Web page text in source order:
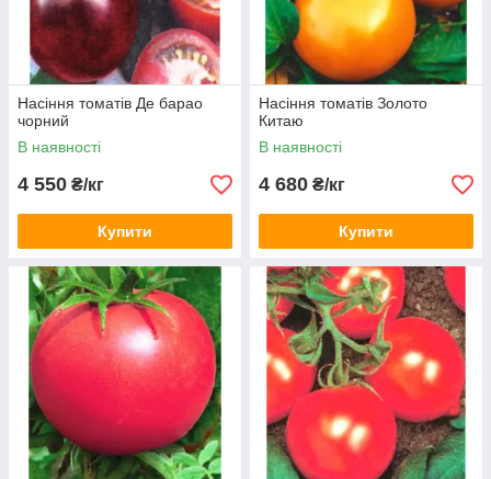
Насіння томатів Де барао
чорний
В наявності
4 550 ₴/кг
Купити
Насіння томатів Золото
Китаю
В наявності
4 680 ₴/кг
Купити